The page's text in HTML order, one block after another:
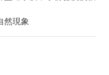
然現象